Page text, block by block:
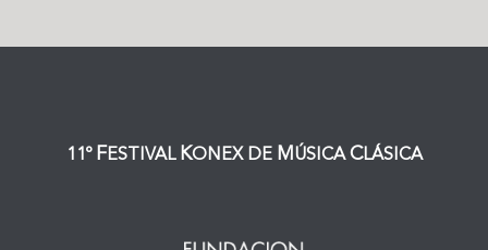
11º FESTIVAL KONEX DE M ÚSICACLÁSICA